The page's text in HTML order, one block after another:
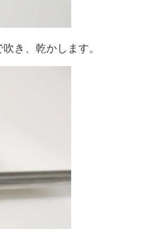
き、乾かします。